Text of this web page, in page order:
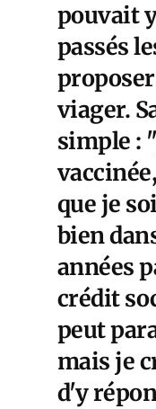
pouvait
passés
viager.
simple :
que je
bien
années
crédit
peut
mais je
d'y